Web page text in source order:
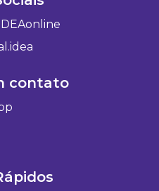
contato